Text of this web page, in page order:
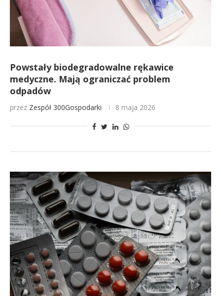
Powstały biodegradowalne rękawice
medyczne. Mają ograniczać problem
odpadów
przez Zespół 300Gospodarki 8 maja 2026